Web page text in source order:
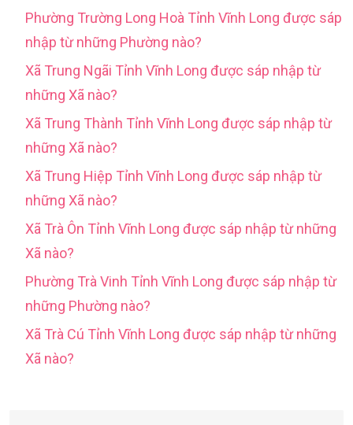
Phường Trường Long Hoà Tỉnh Vĩnh Long được sáp
nhập từ những Phường nào?
Xã Trung Ngãi Tỉnh Vĩnh Long được sáp nhập từ
những Xã nào?
Xã Trung Thành Tỉnh Vĩnh Long được sáp nhập từ
những Xã nào?
Xã Trung Hiệp Tỉnh Vĩnh Long được sáp nhập từ
những Xã nào?
Xã Trà Ôn Tỉnh Vĩnh Long được sáp nhập từ những
Xã nào?
Phường Trà Vinh Tỉnh Vĩnh Long được sáp nhập từ
những Phường nào?
Xã Trà Cú Tỉnh Vĩnh Long được sáp nhập từ những
Xã nào?